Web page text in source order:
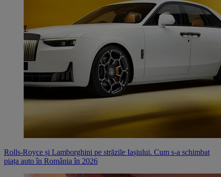
Rolls-Royce și Lamborghini pe străzile Iașiului. Cum s-a schimbat
piața auto în România în 2026